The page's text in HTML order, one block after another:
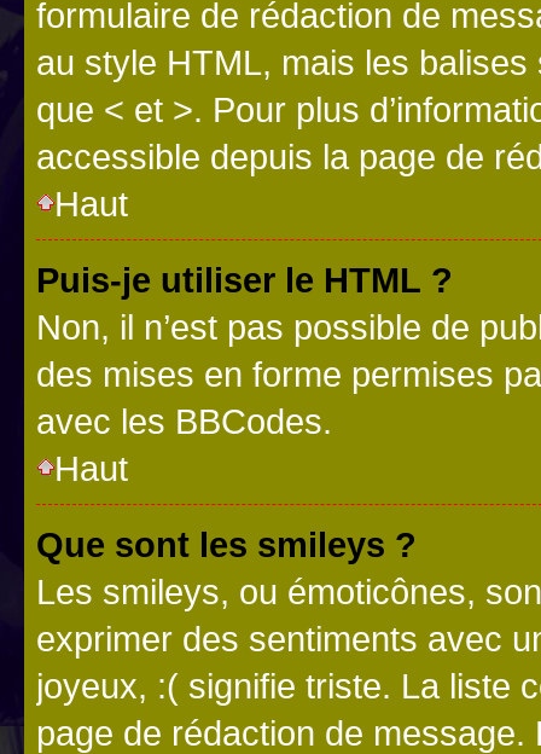
formulaire de rédaction de
au style HTML, mais les
que < et >. Pour plus
accessible depuis la page de
Haut
Puis-je utiliser le HTML ?
Non, il n’est pas possible de
des mises en forme permises
avec les BBCodes.
Haut
Que sont les smileys ?
Les smileys, ou émoticônes,
exprimer des sentiments avec
joyeux, :( signifie triste. La liste
page de rédaction de